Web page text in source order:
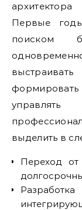
Первые
поиском
выделить в
Переход